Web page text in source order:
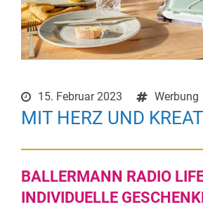
15. Februar 2023 Werbung
MIT HERZ UND
BALLERMANN RADIO
INDIVIDUELLE